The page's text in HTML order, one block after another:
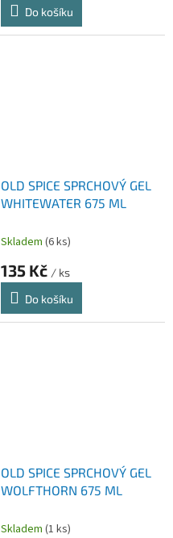
Do košíku
OLD SPICE SPRCHOVÝ GEL
WHITEWATER 675 ML
Skladem (6 ks)
135 Kč / ks
Do košíku
OLD SPICE SPRCHOVÝ GEL
WOLFTHORN 675 ML
Skladem (1 ks)